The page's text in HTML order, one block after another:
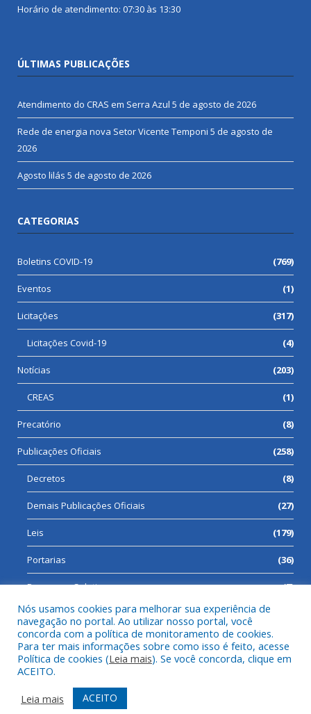
Horário de atendimento: 07:30 às 13:30
ÚLTIMAS PUBLICAÇÕES
Atendimento do CRAS em Serra Azul 5 de agosto de 2026
Rede de energia nova Setor Vicente Temponi 5 de agosto de
2026
Agosto lilás 5 de agosto de 2026
CATEGORIAS
Boletins COVID-19 (769)
Eventos (1)
Licitações (317)
Licitações Covid-19 (4)
Notícias (203)
CREAS (1)
Precatório (8)
Publicações Oficiais (258)
Decretos (8)
Demais Publicações Oficiais (27)
Leis (179)
Portarias (36)
Processos Seletivos (7)
Todos os direitos reservados a Prefeitura Municipal de Cumaru
do Norte.
Mapa do Site
Acessar Área Administrativa
Acessar Webmail
Nós usamos cookies para melhorar sua experiência de
navegação no portal. Ao utilizar nosso portal, você
concorda com a política de monitoramento de cookies.
Para ter mais informações sobre como isso é feito, acesse
Política de cookies (Leia mais). Se você concorda, clique em
ACEITO.
Leia mais
ACEITO